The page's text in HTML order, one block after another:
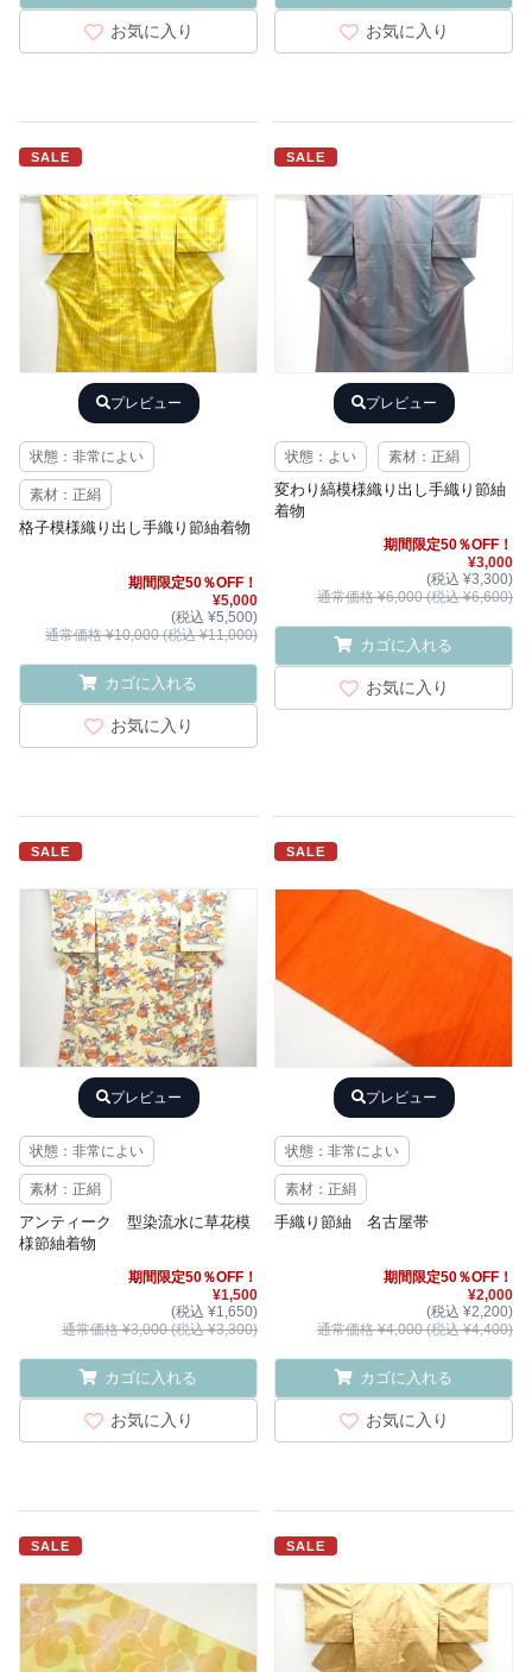
お気に入り お気に入り
SALE
プレビュー
状態：非常によい
素材：正絹
格子模様織り出し手織り節紬着物
期間限定50％OFF！
¥5,000
(税込 ¥5,500)
通常価格 ¥10,000 (税込 ¥11,000)
カゴに入れる
お気に入り
SALE
プレビュー
状態：よい 素材：正絹
変わり縞模様織り出し手織り節紬
着物
期間限定50％OFF！
¥3,000
(税込 ¥3,300)
通常価格 ¥6,000 (税込 ¥6,600)
カゴに入れる
お気に入り
SALE
プレビュー
状態：非常によい
素材：正絹
アンティーク 型染流水に草花模
様節紬着物
期間限定50％OFF！
¥1,500
(税込 ¥1,650)
通常価格 ¥3,000 (税込 ¥3,300)
カゴに入れる
お気に入り
SALE
プレビュー
状態：非常によい
素材：正絹
手織り節紬 名古屋帯
期間限定50％OFF！
¥2,000
(税込 ¥2,200)
通常価格 ¥4,000 (税込 ¥4,400)
カゴに入れる
お気に入り
SALE SALE